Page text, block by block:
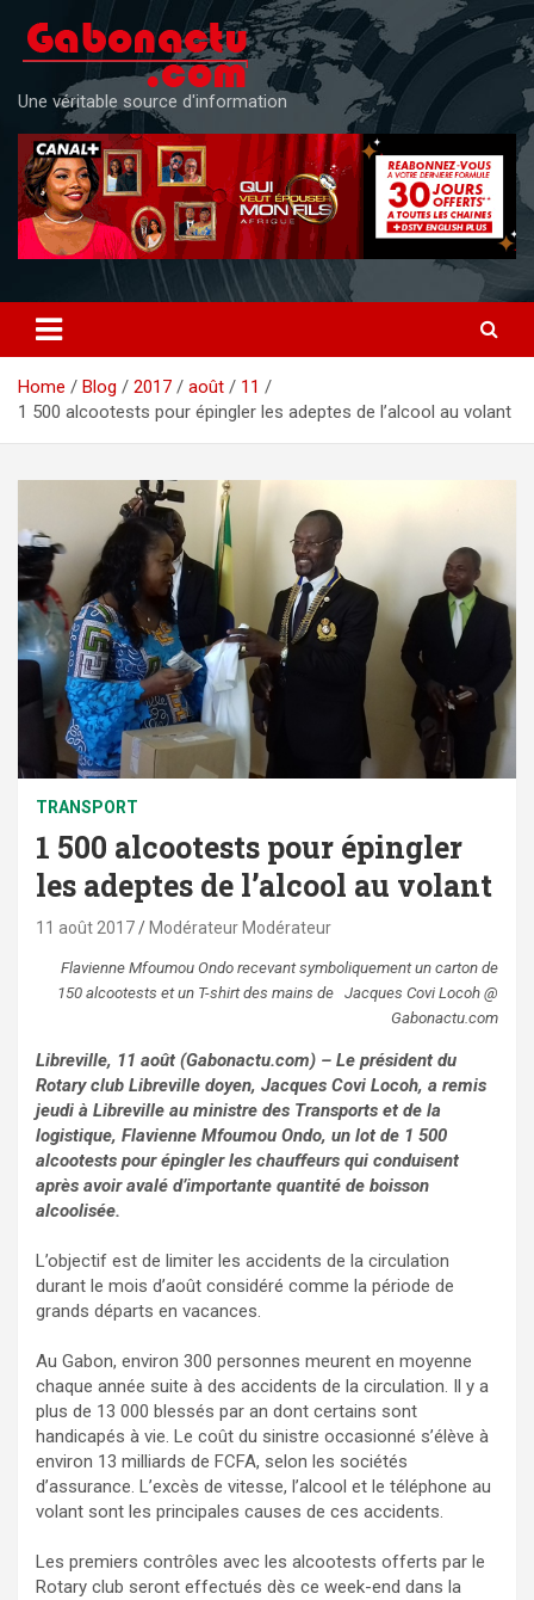
content
Une véritable source d'information
Home Blog 2017 août
11
1 500 alcootests pour épingler les adeptes de l’alcool au volant
TRANSPORT
1 500 alcootests pour épingler
les adeptes de l’alcool au volant
11 août 2017 Modérateur Modérateur
Flavienne Mfoumou Ondo recevant symboliquement un carton de
150 alcootests et un T-shirt des mains de Jacques Covi Locoh @
Gabonactu.com
Libreville, 11 août (Gabonactu.com) – Le président du
Rotary club Libreville doyen, Jacques Covi Locoh, a remis
jeudi à Libreville au ministre des Transports et de la
logistique, Flavienne Mfoumou Ondo, un lot de 1 500
alcootests pour épingler les chauffeurs qui conduisent
après avoir avalé d’importante quantité de boisson
alcoolisée.
L’objectif est de limiter les accidents de la circulation
durant le mois d’août considéré comme la période de
grands départs en vacances.
Au Gabon, environ 300 personnes meurent en moyenne
chaque année suite à des accidents de la circulation. Il y a
plus de 13 000 blessés par an dont certains sont
handicapés à vie. Le coût du sinistre occasionné s’élève à
environ 13 milliards de FCFA, selon les sociétés
d’assurance. L’excès de vitesse, l’alcool et le téléphone au
volant sont les principales causes de ces accidents.
Les premiers contrôles avec les alcootests offerts par le
Rotary club seront effectués dès ce week-end dans la